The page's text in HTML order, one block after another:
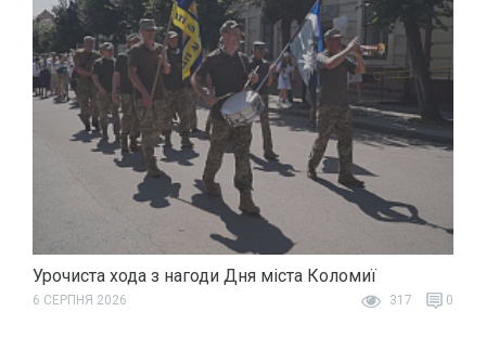
Урочиста хода з нагоди Дня міста Коломиї
6 СЕРПНЯ 2026 317 0